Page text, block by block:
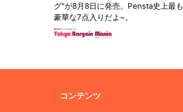
グ"が8月8日に発売。Pensta史上最も
豪華な7点入りだよ~。
コンテンツ